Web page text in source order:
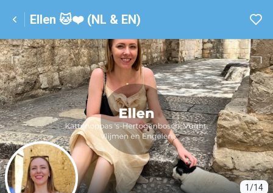
Ellen 🐱❤️ (NL & EN)
1/14
E